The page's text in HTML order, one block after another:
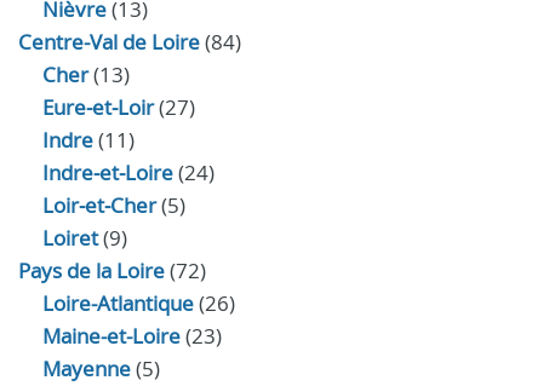
Nièvre(13)
Centre-Val de Loire(84)
Cher(13)
Eure‑et‑Loir(27)
Indre(11)
Indre‑et‑Loire(24)
Loir‑et‑Cher(5)
Loiret(9)
Pays de la Loire(72)
Loire-Atlantique(26)
Maine-et-Loire(23)
Mayenne(5)